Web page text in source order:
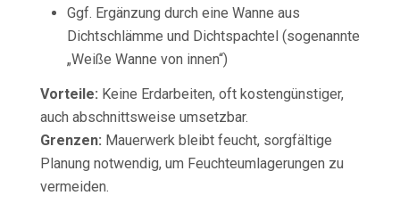
Ggf. Ergänzung durch eine Wanne aus
Dichtschlämme und Dichtspachtel (sogenannte
„Weiße Wanne von innen“)
Vorteile: Keine Erdarbeiten, oft kostengünstiger,
auch abschnittsweise umsetzbar.
Grenzen: Mauerwerk bleibt feucht, sorgfältige
Planung notwendig, um Feuchteumlagerungen zu
vermeiden.